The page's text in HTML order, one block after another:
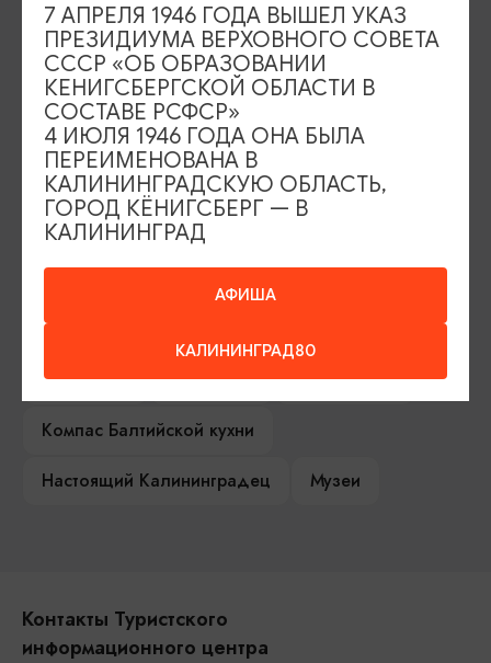
ИЩИТЕ ТАКЖЕ НА НАШЕМ САЙТЕ
Серебряное ожерелье
Электронная виза
Туры и экскурсии
Афиша мероприятий
Сувениры
Гостевая книга
Гиды и экскурсоводы
Достопримечательности
Рестораны
Гостиницы
Как доехать
Компас Балтийской кухни
Настоящий Калининградец
Музеи
Контакты Туристского
информационного центра
АФИША
КАЛИНИНГРАД80
7 АПРЕЛЯ 1946 ГОДА ВЫШЕЛ УКАЗ
ПРЕЗИДИУМА ВЕРХОВНОГО СОВЕТА
СССР «ОБ ОБРАЗОВАНИИ
КЕНИГСБЕРГСКОЙ ОБЛАСТИ В
СОСТАВЕ РСФСР»
4 ИЮЛЯ 1946 ГОДА ОНА БЫЛА
ПЕРЕИМЕНОВАНА В
КАЛИНИНГРАДСКУЮ ОБЛАСТЬ,
ГОРОД КЁНИГСБЕРГ — В
КАЛИНИНГРАД